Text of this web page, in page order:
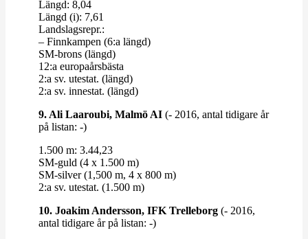
Längd: 8,04
Längd (i): 7,61
Lands­lagsrepr.:
– Finn­kampen (6:a längd)
SM-​​brons (längd)
12:a euro­pa­års­bästa
2:a sv. utestat. (längd)
2:a sv. innestat. (längd)
9. Ali Laa­roubi, Malmö AI (- 2016, antal tidigare år
på listan: -)
1.500 m: 3.44,23
SM-​​guld (4 x 1.500 m)
SM-​​silver (1,500 m, 4 x 800 m)
2:a sv. utestat. (1.500 m)
10. Joakim Andersson, IFK Trel­leborg (- 2016,
antal tidigare år på listan: -)